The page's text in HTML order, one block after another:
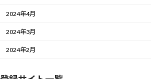
2024年4月
2024年3月
2024年2月